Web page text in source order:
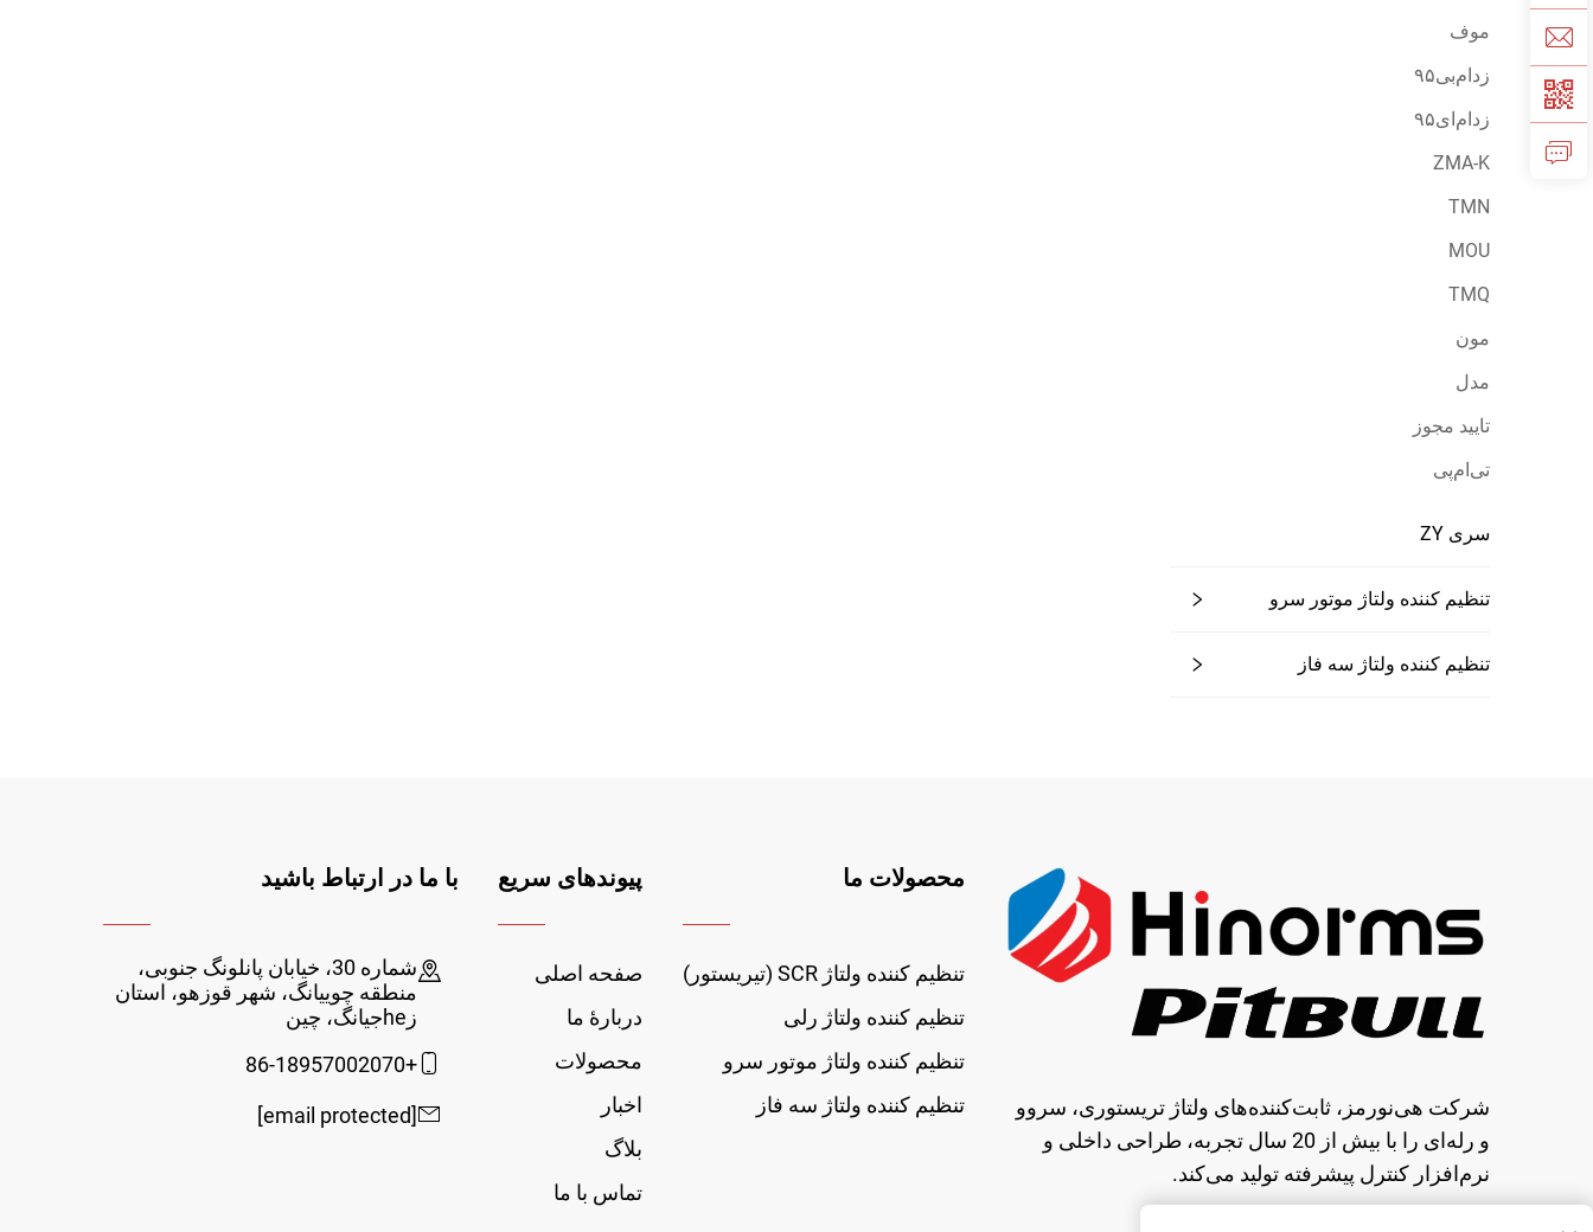
موف
زد‌ام‌بی۹۵
زد‌ام‌ای۹۵
ZMA-K
TMN
MOU
TMQ
مون
مدل
تایید مجوز
تی‌ام‌پی
سری ZY
تنظیم کننده ولتاژ موتور سرو
تنظیم کننده ولتاژ سه فاز
شرکت هی‌نورمز، ثابت‌کننده‌های ولتاژ تریستوری، سروو
و رله‌ای را با بیش از 20 سال تجربه، طراحی داخلی و
نرم‌افزار کنترل پیشرفته تولید می‌کند.
محصولات ما
تنظیم کننده ولتاژ SCR (تیریستور)
تنظیم کننده ولتاژ رلی
تنظیم کننده ولتاژ موتور سرو
تنظیم کننده ولتاژ سه فاز
پیوندهای سریع
صفحه اصلی
دربارهٔ ما
محصولات
اخبار
بلاگ
تماس با ما
با ما در ارتباط باشید
شماره 30، خیابان پانلونگ جنوبی،
منطقه چوییانگ، شهر قوزهو، استان
زheجیانگ، چین
+86-18957002070
[email protected]